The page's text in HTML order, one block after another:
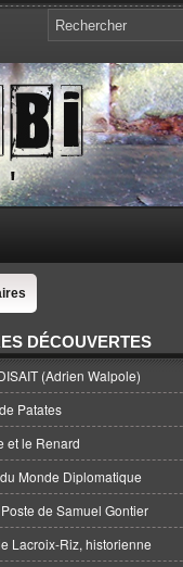
DÉCOUVERTES
(Adrien Walpole)
Patates
et le Renard
Monde Diplomatique
de Samuel Gontier
Lacroix-Riz, historienne